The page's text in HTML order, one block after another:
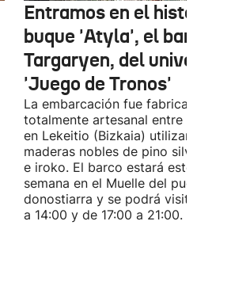
Entramos en el histórico
buque 'Atyla', el barco
Targaryen, del universo de
'Juego de Tronos'
La embarcación fue fabricada de
totalmente artesanal entre 1980 y
en Lekeitio (Bizkaia) utilizando
maderas nobles de pino silvestre,
e iroko. El barco estará este fin de
semana en el Muelle del puerto
donostiarra y se podrá visitar de
a 14:00 y de 17:00 a 21:00.